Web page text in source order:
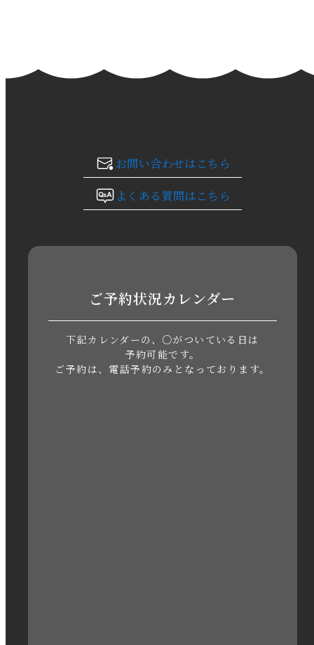
2024年1月
2023年10月
2023年8月
2023年5月
お問い合わせはこちら
よくある質問はこちら
ご予約状況カレンダー
下記カレンダーの、○がついている日は
予約可能です。
ご予約は、電話予約のみとなっております。